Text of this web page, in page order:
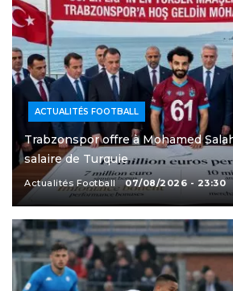
ACTUALITÉS FOOTBALL
Trabzonspor offre à Mohamed
salaire de Turquie
Actualités Football 07/08/2026 - 23:30